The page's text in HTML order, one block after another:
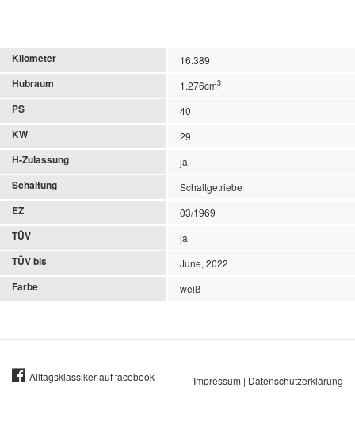
Kilometer 16.389
Hubraum 1.276cm3
PS 40
KW 29
H-Zulassung ja
Schaltung Schaltgetriebe
EZ 03/1969
TÜV ja
TÜV bis June, 2022
Farbe weiß
Alltagsklassiker auf facebook Impressum | Datenschutzerklärung